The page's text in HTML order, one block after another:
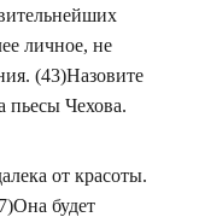
личное, не
(43)Назовите
пьесы Чехова.
от красоты.
будет